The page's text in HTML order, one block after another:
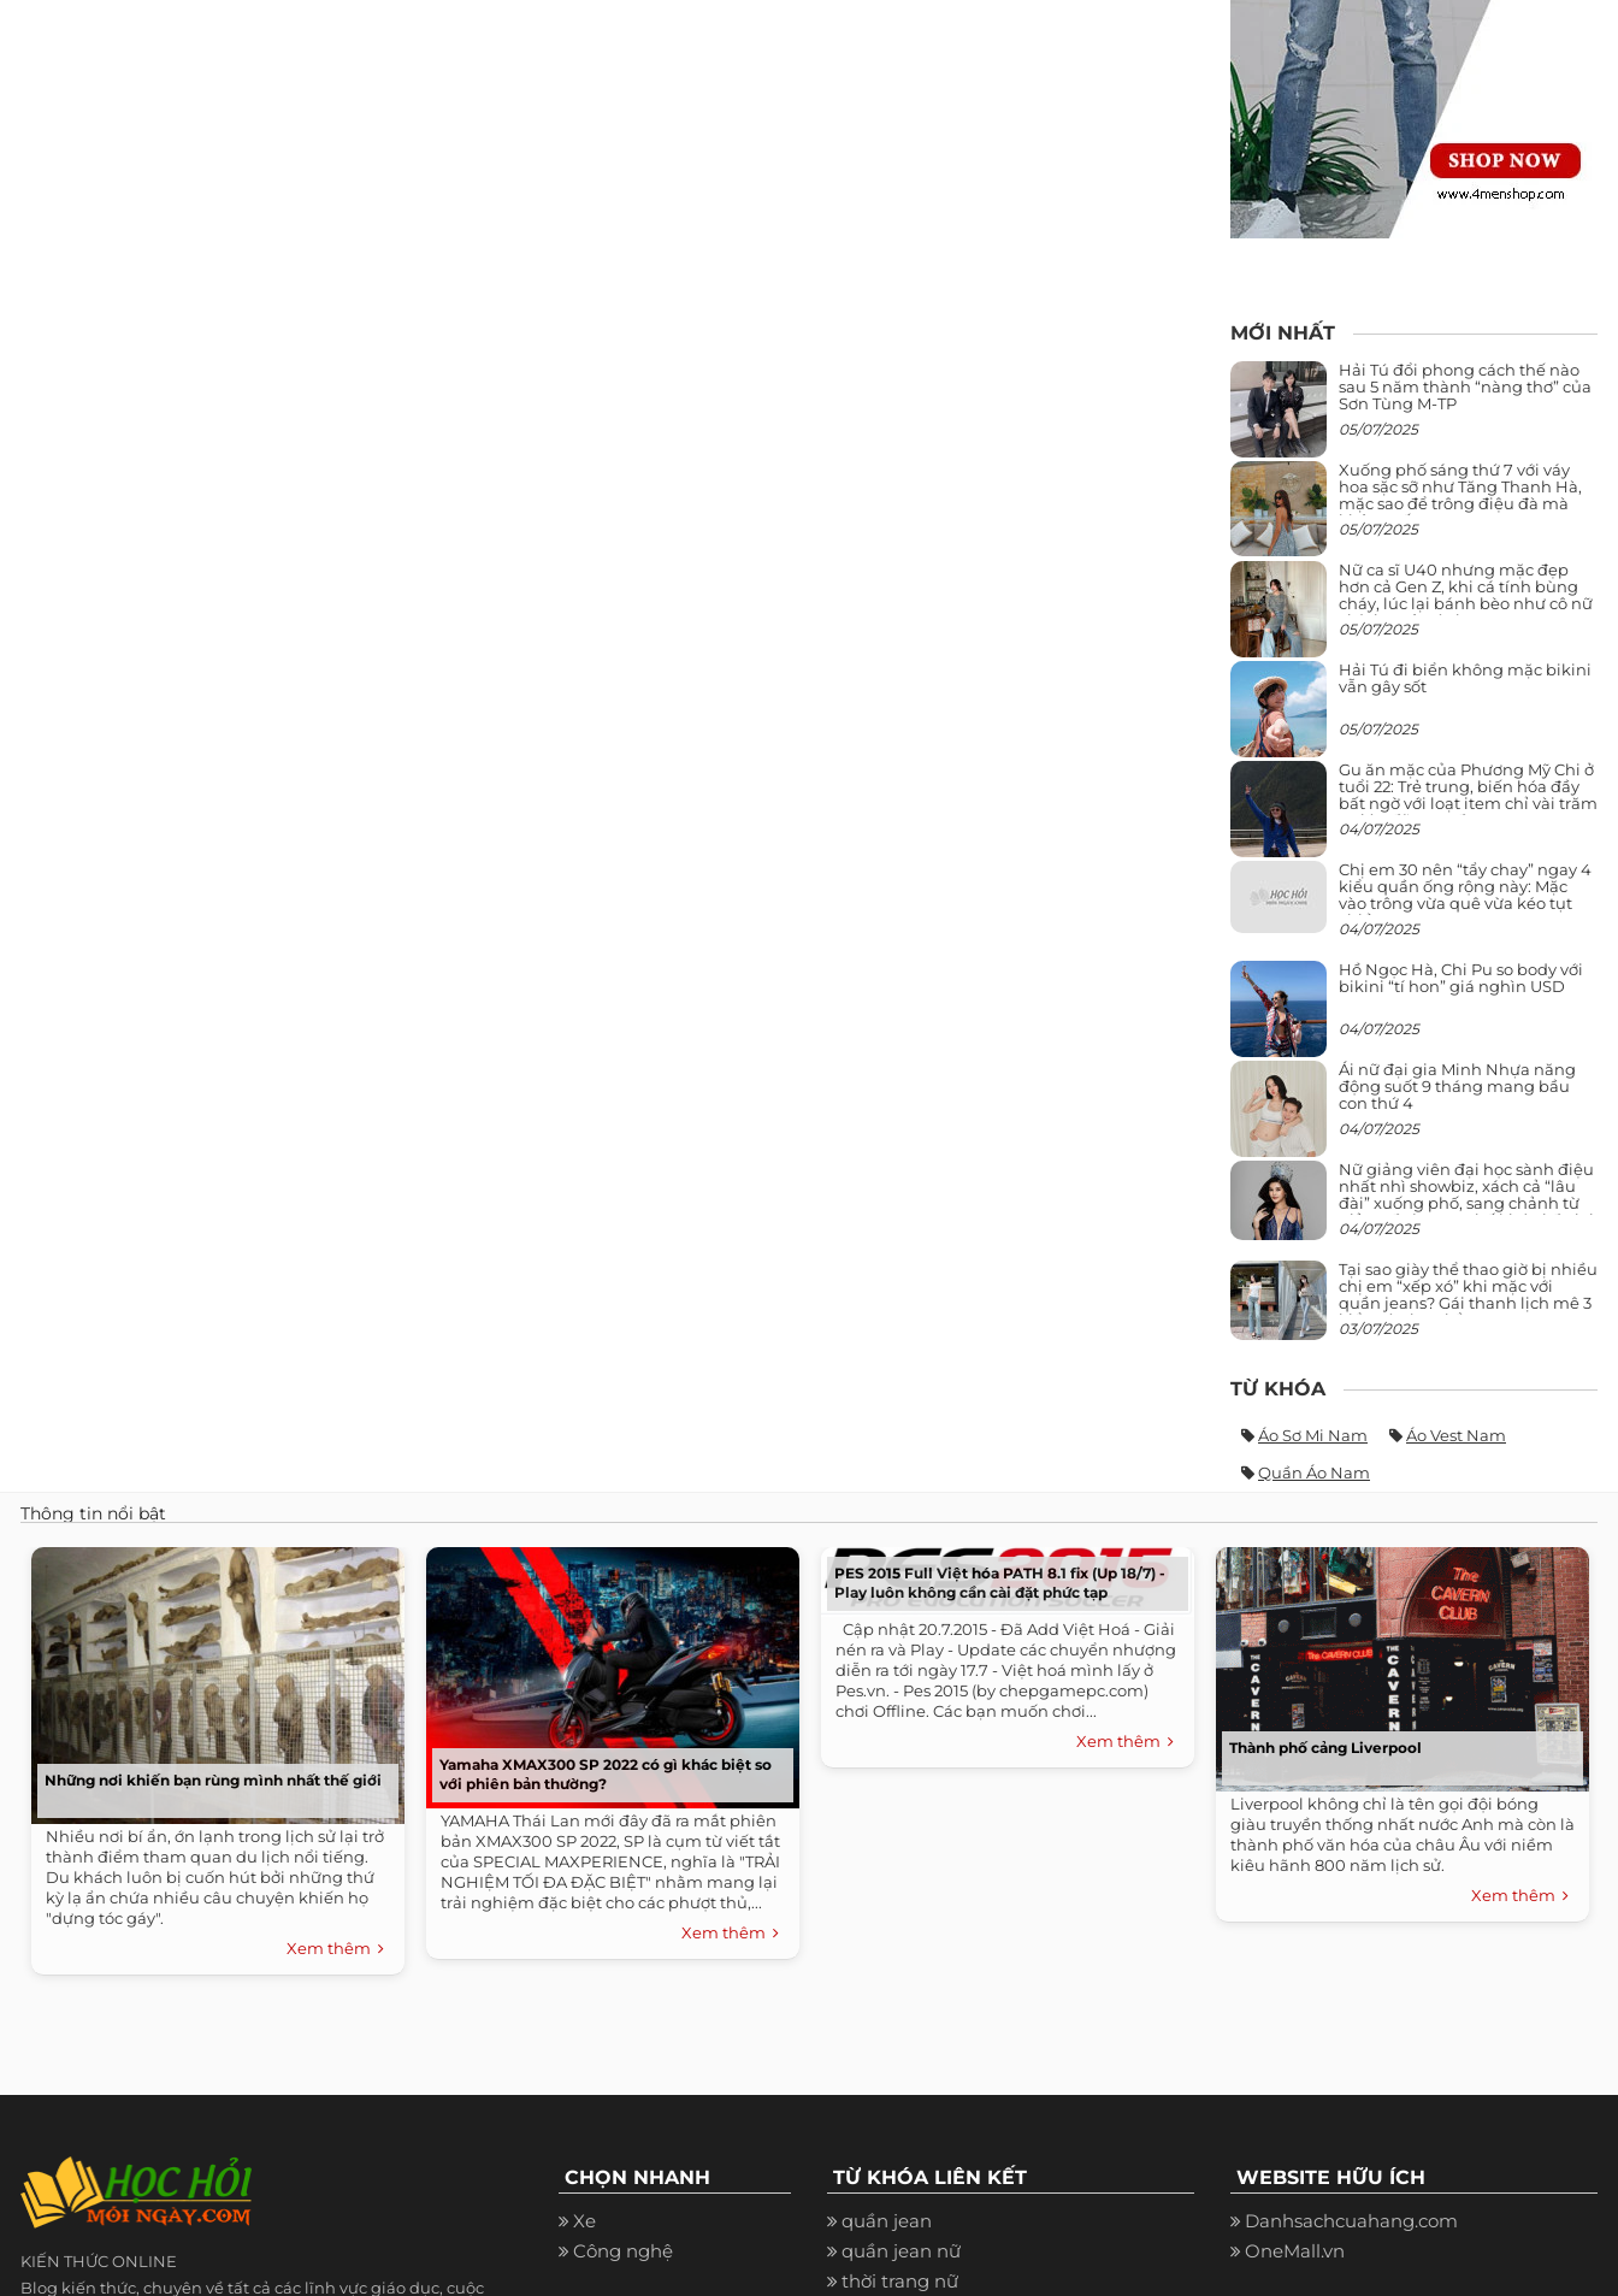
MỚI NHẤT
Hải Tú đổi phong cách thế nào
sau 5 năm thành “nàng thơ” của
Sơn Tùng M-TP
05/07/2025
Xuống phố sáng thứ 7 với váy
hoa sặc sỡ như Tăng Thanh Hà,
mặc sao để trông điệu đà mà
không sến
05/07/2025
Nữ ca sĩ U40 nhưng mặc đẹp
hơn cả Gen Z, khi cá tính bùng
cháy, lúc lại bánh bèo như cô nữ
chính ngôn tình
05/07/2025
Hải Tú đi biển không mặc bikini
vẫn gây sốt
05/07/2025
Gu ăn mặc của Phương Mỹ Chi ở
tuổi 22: Trẻ trung, biến hóa đầy
bất ngờ với loạt item chỉ vài trăm
nghìn đã mua được
04/07/2025
Chị em 30 nên “tẩy chay” ngay 4
kiểu quần ống rộng này: Mặc
vào trông vừa quê vừa kéo tụt
chiều cao
04/07/2025
Hồ Ngọc Hà, Chi Pu so body với
bikini “tí hon” giá nghìn USD
04/07/2025
Ái nữ đại gia Minh Nhựa năng
động suốt 9 tháng mang bầu
con thứ 4
04/07/2025
Nữ giảng viên đại học sành điệu
nhất nhì showbiz, xách cả “lâu
đài” xuống phố, sang chảnh từ
giảng đường ra phố khó ai đọ lại
04/07/2025
Tại sao giày thể thao giờ bị nhiều
chị em “xếp xó” khi mặc với
quần jeans? Gái thanh lịch mê 3
kiểu này hơn hẳn
03/07/2025
TỪ KHÓA
Áo Sơ Mi Nam
Áo Vest Nam
Quần Áo Nam
Thông tin nổi bật
Những nơi khiến bạn rùng mình nhất thế giới
Nhiều nơi bí ẩn, ớn lạnh trong lịch sử lại trở
thành điểm tham quan du lịch nổi tiếng.
Du khách luôn bị cuốn hút bởi những thứ
kỳ lạ ẩn chứa nhiều câu chuyện khiến họ
"dựng tóc gáy".
Xem thêm
Yamaha XMAX300 SP 2022 có gì khác biệt so
với phiên bản thường?
YAMAHA Thái Lan mới đây đã ra mắt phiên
bản XMAX300 SP 2022, SP là cụm từ viết tắt
của SPECIAL MAXPERIENCE, nghĩa là "TRẢI
NGHIỆM TỐI ĐA ĐẶC BIỆT" nhằm mang lại
trải nghiệm đặc biệt cho các phượt thủ,...
Xem thêm
PES 2015 Full Việt hóa PATH 8.1 fix (Up 18/7) -
Play luôn không cần cài đặt phức tạp
​ ​ Cập nhật 20.7.2015 - Đã Add Việt Hoá - Giải
nén ra và Play - Update các chuyển nhượng
diễn ra tới ngày 17.7 - Việt hoá mình lấy ở
Pes.vn. - Pes 2015 (by chepgamepc.com)
chơi Offline. Các bạn muốn chơi...
Xem thêm
Thành phố cảng Liverpool
Liverpool không chỉ là tên gọi đội bóng
giàu truyền thống nhất nước Anh mà còn là
thành phố văn hóa của châu Âu với niềm
kiêu hãnh 800 năm lịch sử.
Xem thêm
KIẾN THỨC ONLINE
Blog kiến thức, chuyên về tất cả các lĩnh vực giáo dục, cuộc
CHỌN NHANH
Xe
Công nghệ
TỪ KHÓA LIÊN KẾT
quần jean
quần jean nữ
thời trang nữ
WEBSITE HỮU ÍCH
Danhsachcuahang.com
OneMall.vn